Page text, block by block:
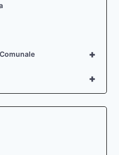
+
+